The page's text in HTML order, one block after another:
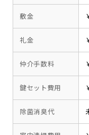
敷金
礼金
仲介手数料
鍵セット費用
除菌消臭代